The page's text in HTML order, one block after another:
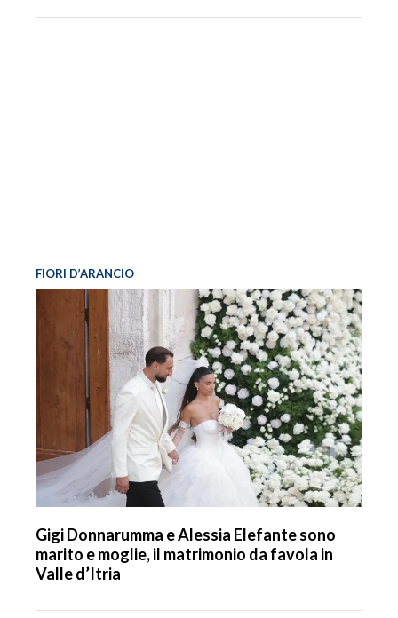
FIORI D’ARANCIO
Gigi Donnarumma e Alessia Elefante sono
marito e moglie, il matrimonio da favola in
Valle d’Itria